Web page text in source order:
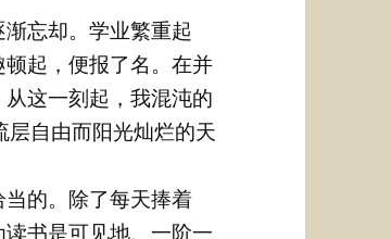
忘却。学业繁重起
起，便报了名。在并
这一刻起，我混沌的
自由而阳光灿烂的天
的。除了每天捧着
书是可见地、一阶一